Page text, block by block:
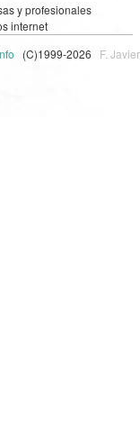
y profesionales
internet
(C)1999-2026 F. Javier